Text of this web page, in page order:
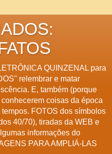
QUINZENAL para
relembrar e matar
E, também (porque
coisas da época
FOTOS dos símbolos
40/70), tiradas da WEB e
informações do
PARA AMPLIÁ-LAS